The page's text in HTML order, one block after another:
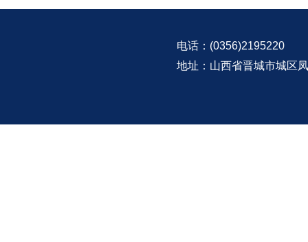
电话：(0356)2195220
地址：山西省晋城市城区